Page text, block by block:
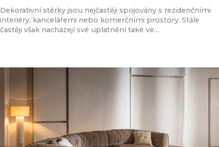
Dekorativní stěrky jsou nejčastěji spojovány s rezidenčními
interiéry, kancelářemi nebo komerčními prostory. Stále
častěji však nacházejí své uplatnění také ve…